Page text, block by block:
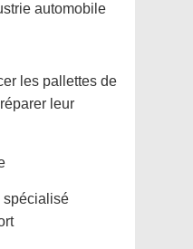
automobile
les pallettes de
leur
spécialisé